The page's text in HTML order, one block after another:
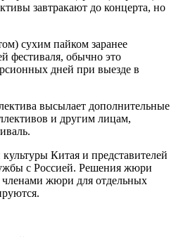
завтракают до концерта, но
сухим пайком заранее
фестиваля, обычно это
дней при выезде в
высылает дополнительные
и другим лицам,
культуры Китая и представителей
с Россией. Решения жюри
жюри для отдельных